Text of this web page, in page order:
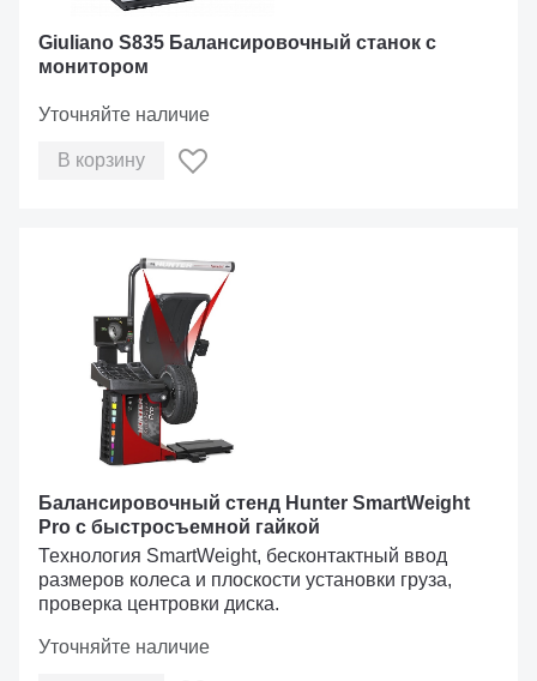
Giuliano S835 Балансировочный станок с
монитором
Уточняйте наличие
В корзину
Балансировочный стенд Hunter SmartWeight
Pro с быстросъемной гайкой
Технология SmartWeight, бесконтактный ввод
размеров колеса и плоскости установки груза,
проверка центровки диска.
Уточняйте наличие